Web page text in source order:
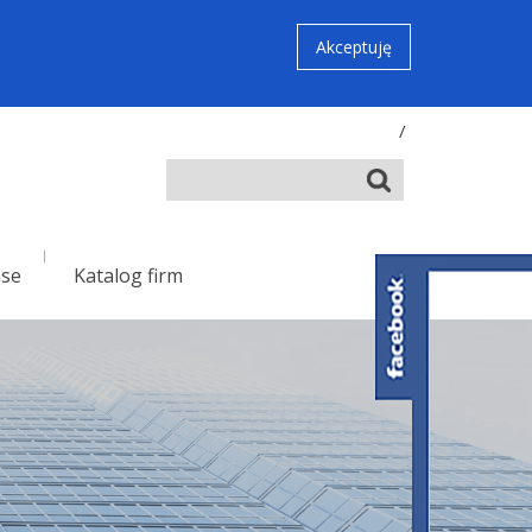
Akceptuję
/
Katalog firm